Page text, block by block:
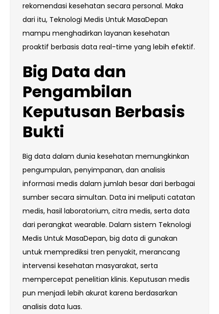
rekomendasi kesehatan secara personal. Maka
dari itu, Teknologi Medis Untuk MasaDepan
mampu menghadirkan layanan kesehatan
proaktif berbasis data real-time yang lebih efektif.
Big Data dan
Pengambilan
Keputusan Berbasis
Bukti
Big data dalam dunia kesehatan memungkinkan
pengumpulan, penyimpanan, dan analisis
informasi medis dalam jumlah besar dari berbagai
sumber secara simultan. Data ini meliputi catatan
medis, hasil laboratorium, citra medis, serta data
dari perangkat wearable. Dalam sistem Teknologi
Medis Untuk MasaDepan, big data di gunakan
untuk memprediksi tren penyakit, merancang
intervensi kesehatan masyarakat, serta
mempercepat penelitian klinis. Keputusan medis
pun menjadi lebih akurat karena berdasarkan
analisis data luas.